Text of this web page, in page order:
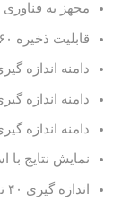
مجهز به فناوری
قابلیت ذخیره ۶۰ نتیجه برای دو کاربر
دامنه اندازه گیری فشار ۲۵۰-۰
دامنه اندازه گیری
دامنه اندازه گیری
نمایش نتایج
اندازه گیری ۴۰ تا ۱۸۰ نبض در دقیقه